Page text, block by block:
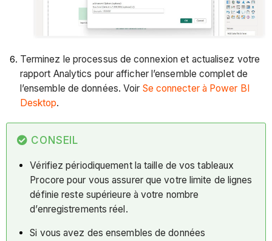
Terminez le processus de connexion et actualisez votre
rapport Analytics pour afficher l’ensemble complet de
l’ensemble de données. Voir Se connecter à Power BI
Desktop.
CONSEIL
Vérifiez périodiquement la taille de vos tableaux
Procore pour vous assurer que votre limite de lignes
définie reste supérieure à votre nombre
d’enregistrements réel.
Si vous avez des ensembles de données